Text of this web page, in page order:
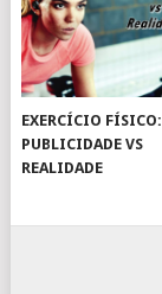
EXERCÍCIO FÍSICO:
PUBLICIDADE VS
REALIDADE